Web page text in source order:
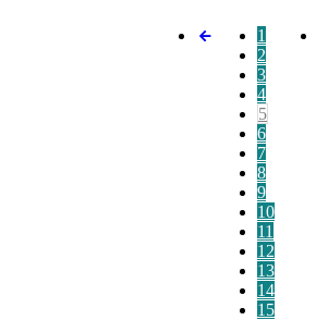
1
2
3
4
5
6
7
8
9
10
11
12
13
14
15